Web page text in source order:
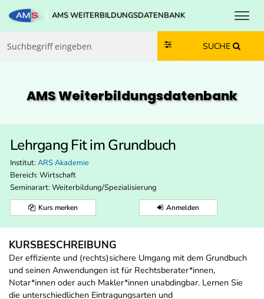
Zum Inhalt springen
Zum Navmenü springen
Zur Suche springen
Zur Footer springen
AMS WEITERBILDUNGSDATENBANK
SUCHE
AMS Weiterbildungs­datenbank
Lehrgang Fit im Grundbuch
Institut: ARS Akademie
Bereich: Wirtschaft
Seminarart: Weiterbildung/Spezialisierung
Kurs merken Anmelden
KURSBESCHREIBUNG
Der effiziente und (rechts)sichere Umgang mit dem Grundbuch
und seinen Anwendungen ist für Rechtsberater*innen,
Notar*innen oder auch Makler*innen unabdingbar. Lernen Sie
die unterschiedlichen Eintragungsarten und